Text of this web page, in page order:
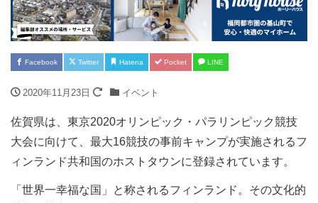
Facebook Twitter Hatena Pocket LINE
2020年11月23日 イベント
佐賀県は、東京2020オリンピック・パラリンピック競技
大会に向けて、最大16競技の事前キャンプが実施されるフ
ィンランド共和国のホストタウンに登録されています。
「世界一幸福な国」と称されるフィンランド。その文化的